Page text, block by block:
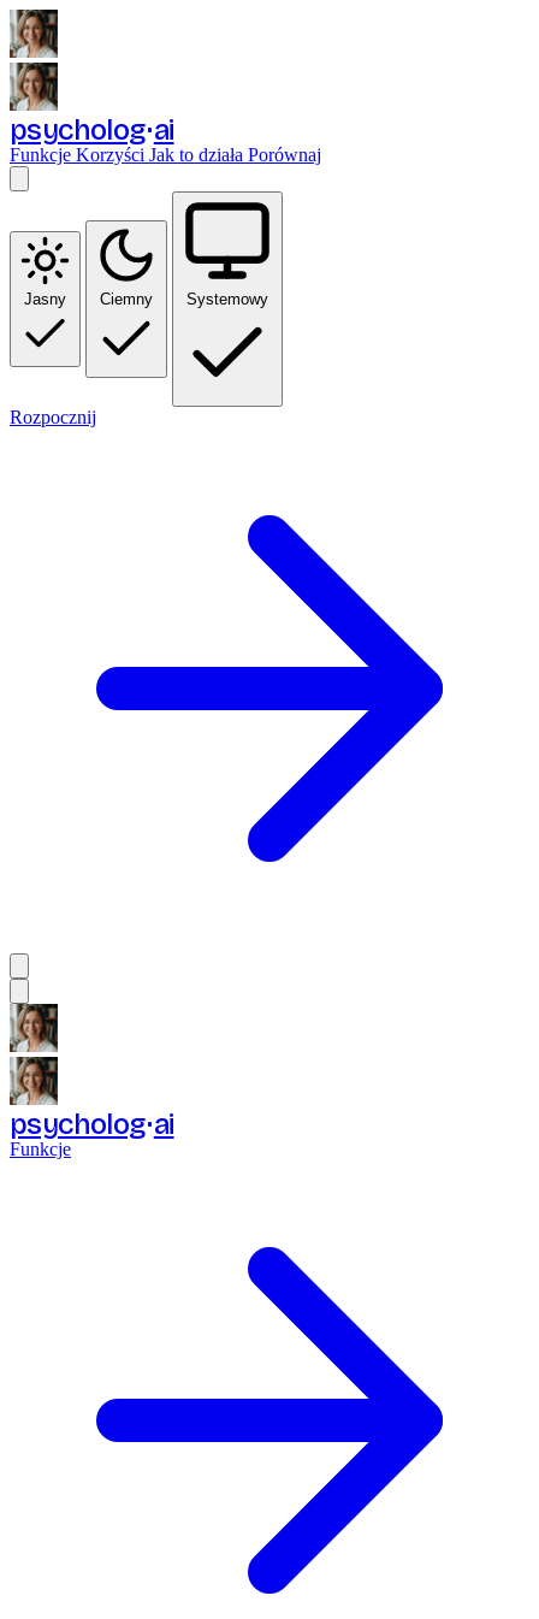
psycholog ai
Funkcje Korzyści Jak to działa Porównaj
Jasny Ciemny Systemowy
Rozpocznij
psycholog ai
Funkcje